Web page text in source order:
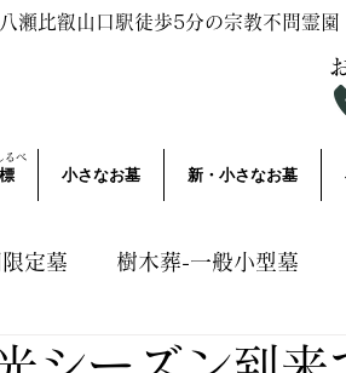
小さなお墓 新・小さなお墓
るべ
八瀬比叡山口駅徒歩5分の宗教不問霊
定墓 樹木葬-一般小型墓
務連絡 その他お知らせ